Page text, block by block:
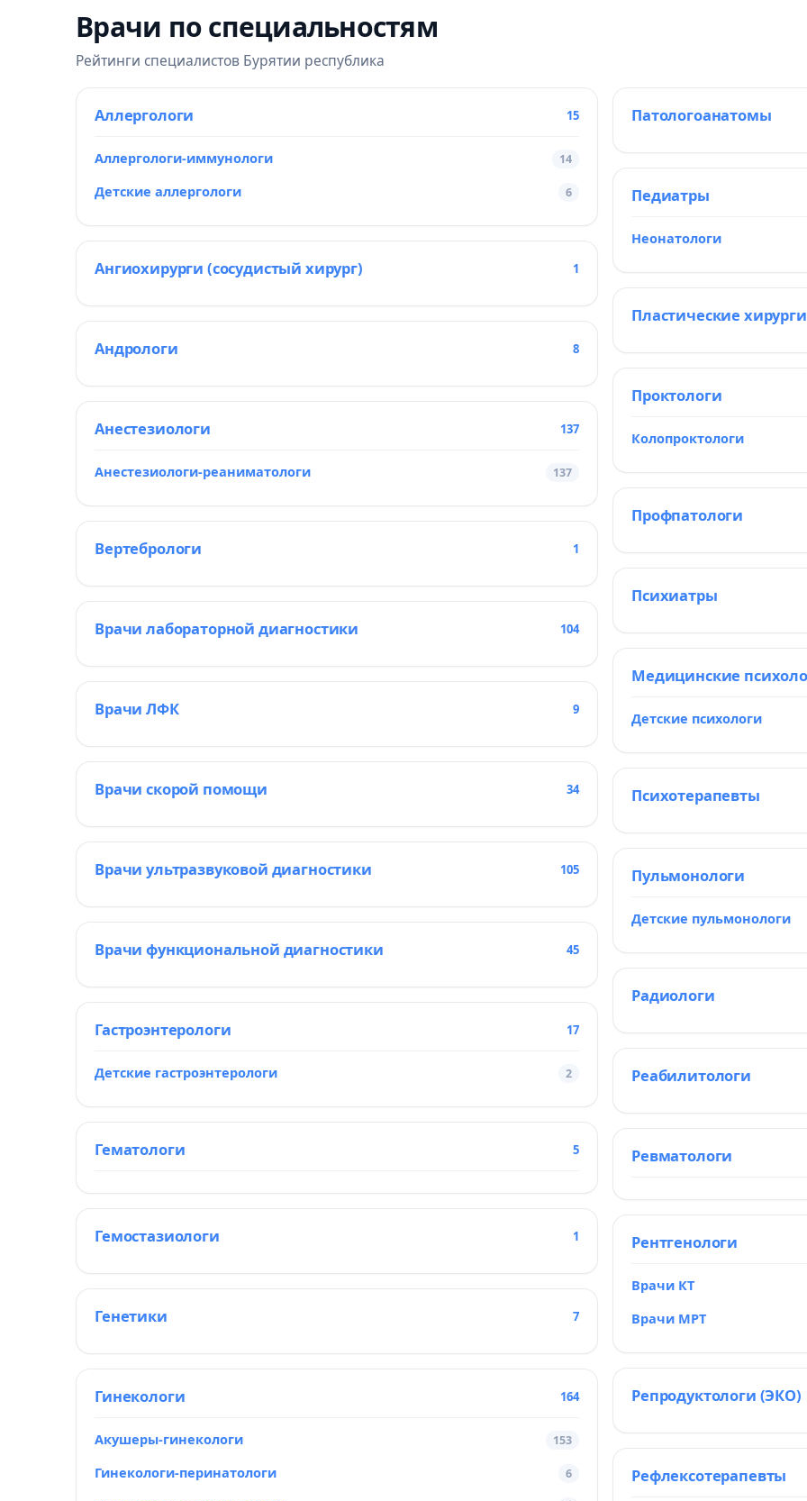
Врачи по специальностям
Рейтинги специалистов Бурятии республика
Аллергологи 15
Аллергологи-иммунологи 14
Детские аллергологи 6
Ангиохирурги (сосудистый хирург) 1
Андрологи 8
Анестезиологи 137
Анестезиологи-реаниматологи 137
Вертебрологи 1
Врачи лабораторной диагностики 104
Врачи ЛФК 9
Врачи скорой помощи 34
Врачи ультразвуковой диагностики 105
Врачи функциональной диагностики 45
Гастроэнтерологи 17
Детские гастроэнтерологи 2
Гематологи 5
Гемостазиологи 1
Генетики 7
Гинекологи 164
Акушеры-гинекологи 153
Гинекологи-перинатологи 6
Патологоанатомы
Педиатры
Неонатологи
Пластические хирурги
Проктологи
Колопроктологи
Профпатологи
Психиатры
Медицинские
Детские психологи
Психотерапевты
Пульмонологи
Детские пульмонологи
Радиологи
Реабилитологи
Ревматологи
Рентгенологи
Врачи КТ
Врачи МРТ
Репродуктологи (ЭКО)
Рефлексотерапевты